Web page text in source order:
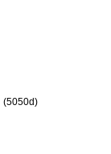
(5050d)